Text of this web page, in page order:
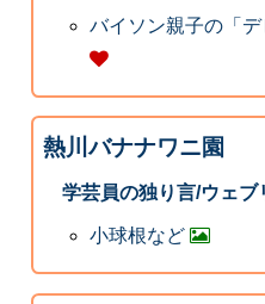
バイソン親子の「デ
熱川バナナワニ園
学芸員の独り言/ウェブ
小球根など